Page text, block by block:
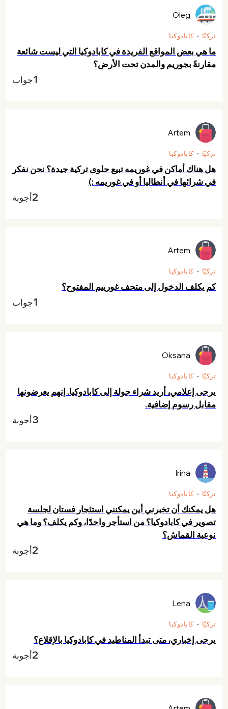
تركيّا كابادوكيا
ما هي بعض المواقع الفريدة في كابادوكيا التي ليست شائعة
مقارنةً بجوريم والمدن تحت الأرض؟
Oleg
1جواب
تركيّا كابادوكيا
هل هناك أماكن في غوريمه تبيع حلوى تركية جيدة؟ نحن نفكر
في شرائها في أنطاليا أو في غوريمه :)
Artem
2أجوبة
تركيّا كابادوكيا
كم يكلف الدخول إلى متحف غورييم المفتوح؟
Artem
1جواب
تركيّا كابادوكيا
يرجى إعلامي، أريد شراء جولة إلى كابادوكيا. إنهم يعرضونها
مقابل رسوم إضافية.
Oksana
3أجوبة
تركيّا كابادوكيا
هل يمكنك أن تخبرني أين يمكنني استئجار فستان لجلسة
تصوير في كابادوكيا؟ من استأجر واحدًا، وكم يكلف؟ وما هي
نوعية القماش؟
Irina
2أجوبة
تركيّا كابادوكيا
يرجى إخباري، متى تبدأ المناطيد في كابادوكيا بالإقلاع؟
Lena
2أجوبة